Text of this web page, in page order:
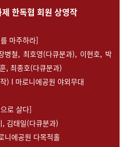
한독협 회원 상영작
마주하라]
병철, 최호영(다큐분과), 이현호, 박
, 최종호(다큐분과)
) l 마로니에공원 야외무대
로 살다]
, 김태일(다큐분과)
에공원 다목적홀